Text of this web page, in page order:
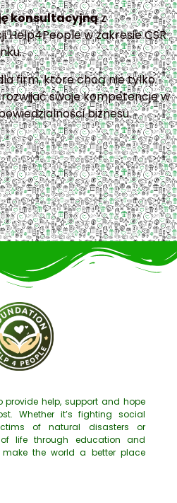
konsultacyjnąz
Help4People w zakresie CSR
firm, które chcą nie tylko
swoje kompetencje w
biznesu.
provide help, support and hope
Whether it’s fighting social
of natural disasters or
life through education and
the world a better place